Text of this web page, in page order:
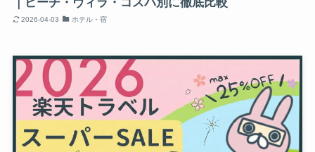
2026-04-03 ホテル・宿